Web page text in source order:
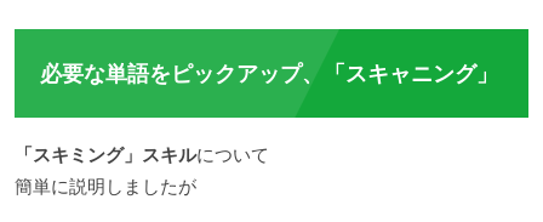
必要な単語をピックアップ、「スキャニング」
「スキミング」スキルについて
簡単に説明しましたが